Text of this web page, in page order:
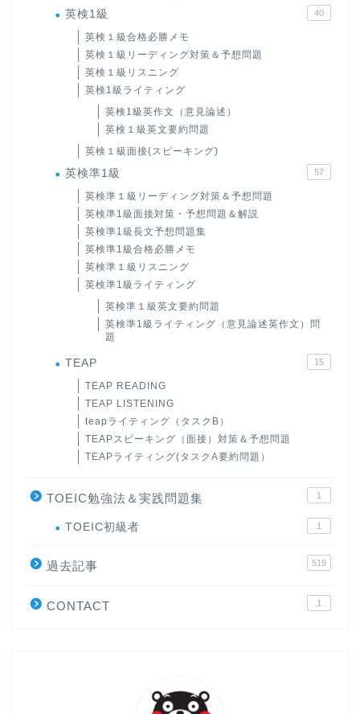
英検1級 40
英検１級合格必勝メモ
英検１級リーディング対策＆予想問題
英検１級リスニング
英検1級ライティング
英検1級英作文（意見論述）
英検１級英文要約問題
英検１級面接(スピーキング)
英検準1級 57
英検準１級リーディング対策＆予想問題
英検準1級面接対策・予想問題＆解説
英検準1級長文予想問題集
英検準1級合格必勝メモ
英検準１級リスニング
英検準1級ライティング
英検準１級英文要約問題
英検準1級ライティング（意見論述英作文）問
題
TEAP 15
TEAP READING
TEAP LISTENING
teapライティング（タスクB）
TEAPスピーキング（面接）対策＆予想問題
TEAPライティング(タスクA要約問題）
TOEIC勉強法＆実践問題集 1
TOEIC初級者 1
過去記事 519
CONTACT 1
大学入試英語対策講座